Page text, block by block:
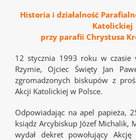
Historia i działalność
Katolickiej
przy parafii Chrystusa
12 stycznia 1993 roku w czasie
Rzymie, Ojciec Święty Jan
zgromadzonych biskupów z
Akcji Katolickiej w Polsce.
Odpowiadając na apel papieża,
ksiądz Arcybiskup Józef Michalik,
wydał dekret powołujący